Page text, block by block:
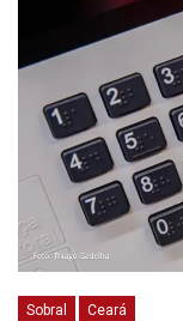
Sobral Ceará